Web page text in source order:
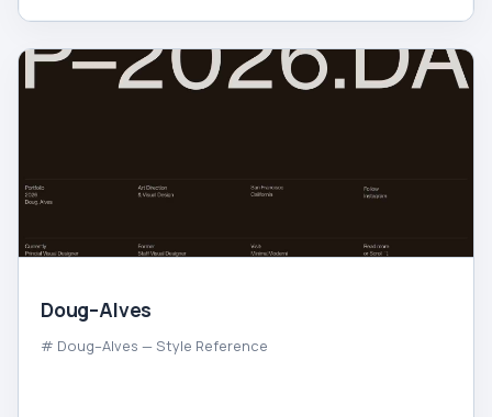
Doug–Alves
# Doug–Alves — Style Reference